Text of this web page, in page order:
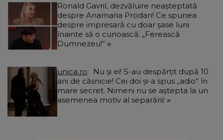
Ronald Gavril, dezvăluire neașteptată
despre Anamaria Prodan! Ce spunea
despre impresară cu doar șase luni
înainte să o cunoască: „Ferească
Dumnezeu!”
unica.ro
ani de căsnicie! Cei doi și-a spus „adio” în
mare secret. Nimeni nu se aștepta la un
asemenea motiv al separării!